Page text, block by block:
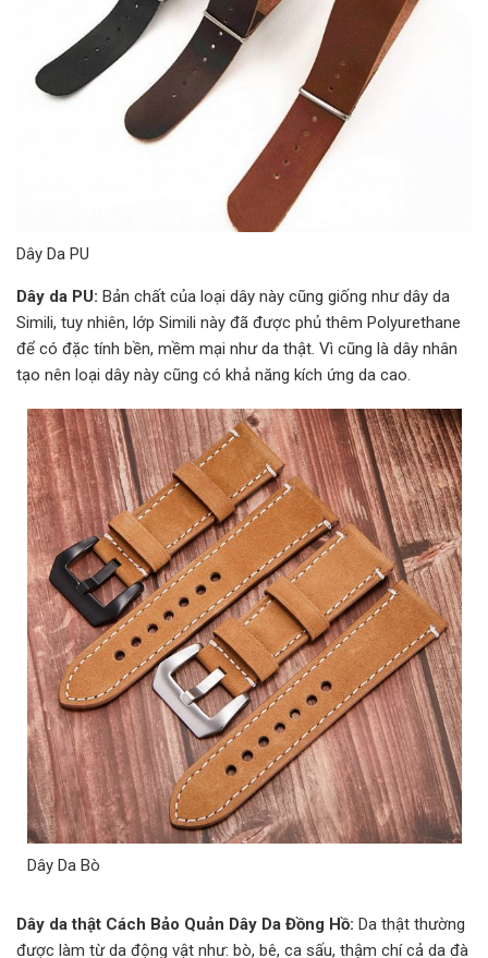
Dây Da PU
Dây da PU: Bản chất của loại dây này cũng giống như dây da
Simili, tuy nhiên, lớp Simili này đã được phủ thêm Polyurethane
để có đặc tính bền, mềm mại như da thật. Vì cũng là dây nhân
tạo nên loại dây này cũng có khả năng kích ứng da cao.
Dây Da Bò
Dây da thật Cách Bảo Quản Dây Da Đồng Hồ: Da thật thường
được làm từ da động vật như: bò, bê, ca sấu, thậm chí cả da đà